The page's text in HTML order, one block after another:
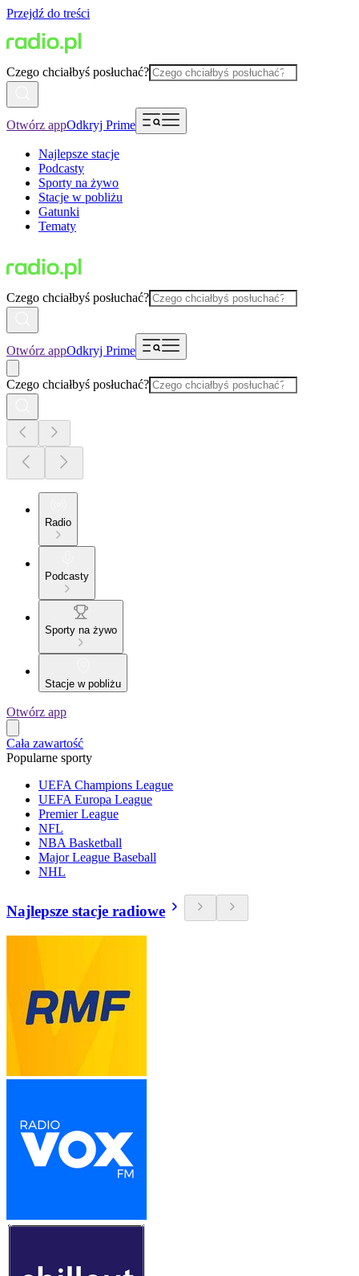
Przejdź do treści
Czego chciałbyś posłuchać?
Otwórz appOdkryj Prime
Najlepsze stacje
Podcasty
Sporty na żywo
Stacje w pobliżu
Gatunki
Tematy
Czego chciałbyś posłuchać?
Otwórz appOdkryj Prime
Czego chciałbyś posłuchać?
Radio
Podcasty
Sporty na żywo
Stacje w pobliżu
Otwórz app
Cała zawartość
Popularne sporty
UEFA Champions League
UEFA Europa League
Premier League
NFL
NBA Basketball
Major League Baseball
NHL
Najlepsze stacje radiowe